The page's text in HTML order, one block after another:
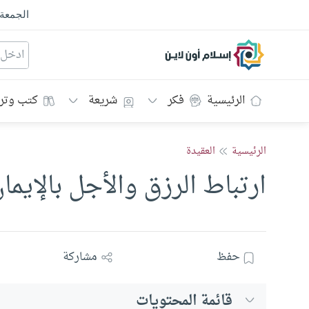
إسلام أون لاين
الرئيسية فكر شريعة كتب
الرئيسية العقيدة
ارتباط الرزق والأجل
حفظ مشاركة
قائمة المحتويات